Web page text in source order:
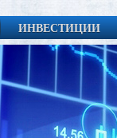
ИНВЕСТИЦИИ